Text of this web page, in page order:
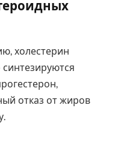
холестерин
отказ от жиров